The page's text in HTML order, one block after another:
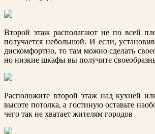
Второй этаж располагают не по всей
получается небольшой. И если,
дискомфортно, то там можно сделать
но низкие шкафы вы получите
Расположите второй этаж над кухней
высоте потолка, а гостиную оставьте
чего так не хватает жителям городов